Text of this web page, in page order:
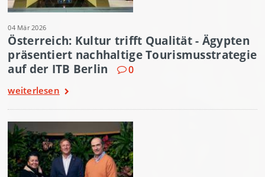
04 Mär 2026
Österreich: Kultur trifft Qualität - Ägypten
präsentiert nachhaltige Tourismusstrategie
auf der ITB Berlin
0
weiterlesen